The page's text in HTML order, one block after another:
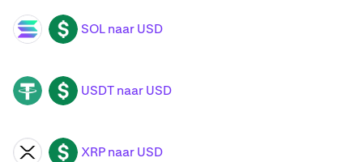
SOL USD SOL naar USD
USDT USD USDT naar USD
XRP USD XRP naar USD